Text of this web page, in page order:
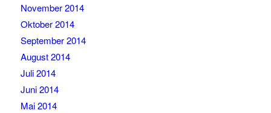
November 2014
Oktober 2014
September 2014
August 2014
Juli 2014
Juni 2014
Mai 2014